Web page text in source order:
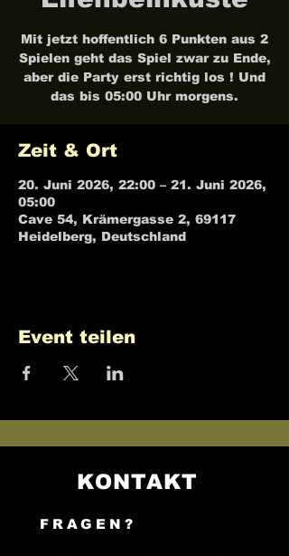
Mit jetzt hoffentlich 6 Punkten aus 2
Spielen geht das Spiel zwar zu Ende,
aber die Party erst richtig los ! Und
das bis 05:00 Uhr morgens.
Zeit & Ort
20. Juni 2026, 22:00 – 21. Juni 2026,
05:00
Cave 54, Krämergasse 2, 69117
Heidelberg, Deutschland
Event teilen
KONTAKT
FRAGEN?